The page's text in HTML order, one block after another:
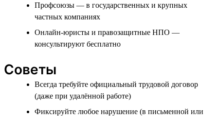
Профсоюзы — в государственных и крупных
частных компаниях
Онлайн-юристы и правозащитные НПО —
консультируют бесплатно
Советы
Всегда требуйте официальный трудовой договор
(даже при удалённой работе)
Фиксируйте любое нарушение (в письменной или